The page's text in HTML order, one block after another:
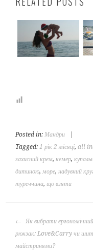
Posted in: Мандри
Tagged: 1 рік 2 місяці,all
захисний крем,кемер,
дитиною, море,надувний
туреччина,що взяти
POST
NAVIGATION
Як вибрати ергономічний
рюкзак: Love&Carry чи
майстринями?